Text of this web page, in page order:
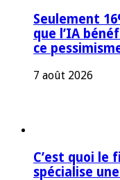
Seulement
que l’IA
ce
7 août 2026
C’est quoi le
spécialise